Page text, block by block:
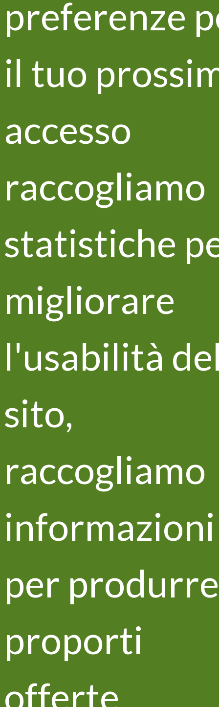
Aggiornamenti e news
Life VITISOM al centro di
numerose pubblicazioni su giornali
del settore
Castello Bonomi
Il progetto Life Vitisom al
convegno Life Zeowine
preferenze
il tuo
accesso
raccogliamo
statistiche
migliorare
l'usabilità
sito,
raccogliamo
informazioni
per
proporti
offerte